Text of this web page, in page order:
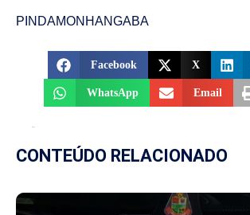
PINDAMONHANGABA
Facebook X
WhatsApp Email
CONTEÚDO RELACIONADO